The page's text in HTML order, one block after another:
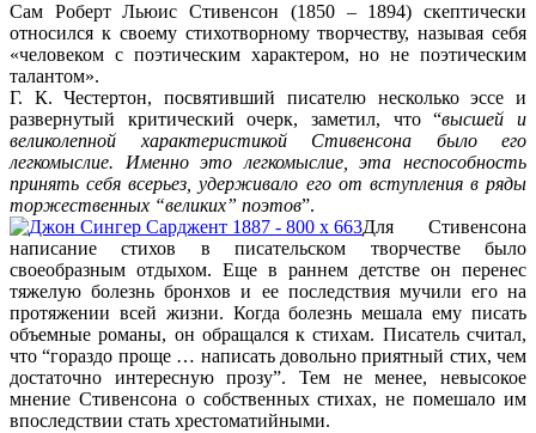
Сам Роберт Льюис Стивенсон (1850 – 1894) скептически
относился к своему стихотворному творчеству, называя себя
«человеком с поэтическим характером, но не поэтическим
талантом».
Г. К. Честертон, посвятивший писателю несколько эссе и
развернутый критический очерк, заметил, что “высшей и
великолепной характеристикой Стивенсона было его
легкомыслие. Именно это легкомыслие, эта неспособность
принять себя всерьез, удерживало его от вступления в ряды
торжественных “великих” поэтов”.
Для Стивенсона
написание стихов в писательском творчестве было
своеобразным отдыхом. Еще в раннем детстве он перенес
тяжелую болезнь бронхов и ее последствия мучили его на
протяжении всей жизни. Когда болезнь мешала ему писать
объемные романы, он обращался к стихам. Писатель считал,
что “гораздо проще … написать довольно приятный стих, чем
достаточно интересную прозу”. Тем не менее, невысокое
мнение Стивенсона о собственных стихах, не помешало им
впоследствии стать хрестоматийными.